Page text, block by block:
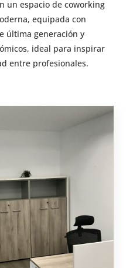
un espacio de coworking
equipada con
última generación y
ideal para inspirar
entre profesionales.